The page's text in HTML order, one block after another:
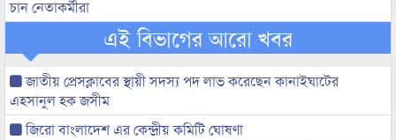
চান নেতাকর্মীরা
এই বিভাগের আরো খবর
জাতীয় প্রেসক্লাবের স্থায়ী সদস্য পদ লাভ করেছেন কানাইঘাটের
এহসানুল হক জসীম
জিরো বাংলাদেশ এর কেন্দ্রীয় কমিটি ঘোষণা